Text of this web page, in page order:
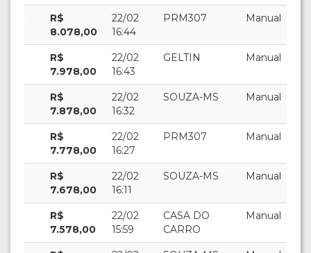
R$
8.078,00
22/02
16:44
PRM307 Manual
R$
7.978,00
22/02
16:43
GELTIN Manual
R$
7.878,00
22/02
16:32
SOUZA-MS Manual
R$
7.778,00
22/02
16:27
PRM307 Manual
R$
7.678,00
22/02
16:11
SOUZA-MS Manual
R$
7.578,00
22/02
15:59
CASA DO
CARRO
Manual